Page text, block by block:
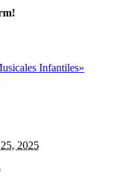
Infantiles»
2025